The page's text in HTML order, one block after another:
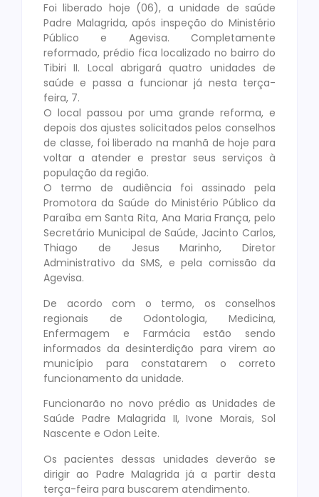
Foi liberado hoje (06), a unidade de saúde
Padre Malagrida, após inspeção do Ministério
Público e Agevisa. Completamente
reformado, prédio fica localizado no bairro do
Tibiri II. Local abrigará quatro unidades de
saúde e passa a funcionar já nesta terça-
feira, 7.
O local passou por uma grande reforma, e
depois dos ajustes solicitados pelos conselhos
de classe, foi liberado na manhã de hoje para
voltar a atender e prestar seus serviços à
população da região.
O termo de audiência foi assinado pela
Promotora da Saúde do Ministério Público da
Paraíba em Santa Rita, Ana Maria França, pelo
Secretário Municipal de Saúde, Jacinto Carlos,
Thiago de Jesus Marinho, Diretor
Administrativo da SMS, e pela comissão da
Agevisa.
De acordo com o termo, os conselhos
regionais de Odontologia, Medicina,
Enfermagem e Farmácia estão sendo
informados da desinterdição para virem ao
município para constatarem o correto
funcionamento da unidade.
Funcionarão no novo prédio as Unidades de
Saúde Padre Malagrida II, Ivone Morais, Sol
Nascente e Odon Leite.
Os pacientes dessas unidades deverão se
dirigir ao Padre Malagrida já a partir desta
terça-feira para buscarem atendimento.